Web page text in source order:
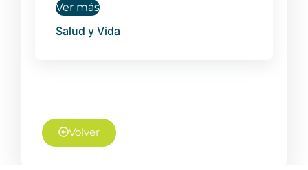
Ver más
Salud y Vida
Volver